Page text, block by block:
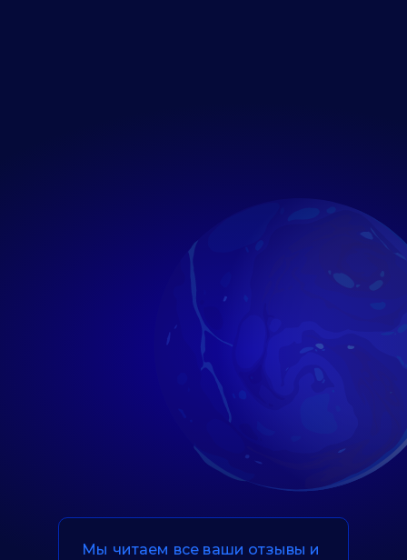
Мы читаем все ваши отзывы и